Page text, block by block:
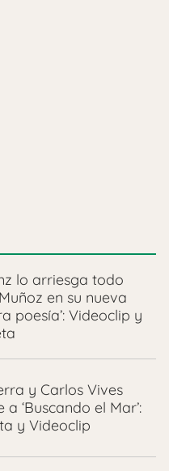
lo arriesga todo
en su nueva
poesía’: Videoclip y
y Carlos Vives
‘Buscando el Mar’:
y Videoclip